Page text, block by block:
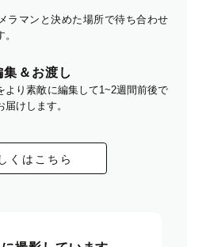
ラマンと決めた場所で待ち合わせ
＆お渡し
より素敵に編集して1~2週間前後で
けします。
くはこちら